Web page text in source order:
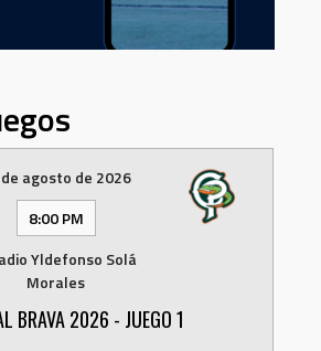
agosto de 2026
8:00 PM
Yldefonso Solá
Morales
BRAVA 2026 - JUEGO 1